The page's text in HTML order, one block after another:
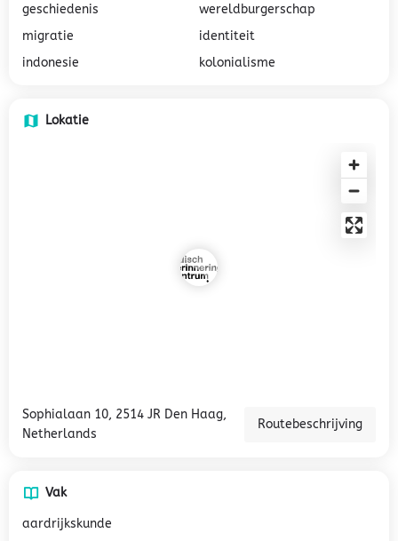
geschiedenis
wereldburgerschap
migratie
identiteit
indonesie
kolonialisme
Lokatie
Sophialaan 10, 2514 JR Den Haag,
Netherlands
Routebeschrijving
Vak
aardrijkskunde